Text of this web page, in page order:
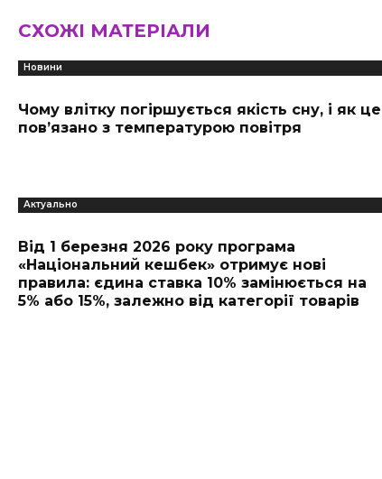
СХОЖІ МАТЕРІАЛИ
Новини
Чому влітку погіршується якість сну, і як це
пов’язано з температурою повітря
Актуально
Від 1 березня 2026 року програма
«Національний кешбек» отримує нові
правила: єдина ставка 10% замінюється на
5% або 15%, залежно від категорії товарів